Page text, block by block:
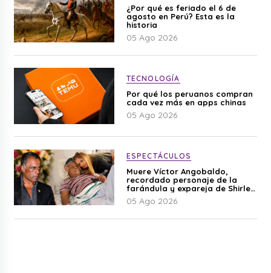
¿Por qué es feriado el 6 de
agosto en Perú? Esta es la
historia
05 Ago 2026
TECNOLOGÍA
Por qué los peruanos compran
cada vez más en apps chinas
05 Ago 2026
ESPECTÁCULOS
Muere Víctor Angobaldo,
recordado personaje de la
farándula y expareja de Shirley
Cherres
05 Ago 2026